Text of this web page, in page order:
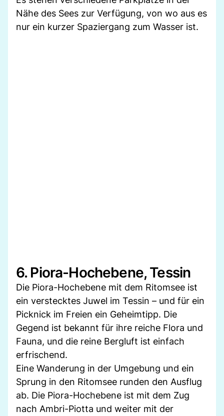
Nähe des Sees zur Verfügung, von wo aus es
nur ein kurzer Spaziergang zum Wasser ist.
6. Piora-Hochebene, Tessin
Die Piora-Hochebene mit dem Ritomsee ist
ein verstecktes Juwel im Tessin – und für ein
Picknick im Freien ein Geheimtipp. Die
Gegend ist bekannt für ihre reiche Flora und
Fauna, und die reine Bergluft ist einfach
erfrischend.
Eine Wanderung in der Umgebung und ein
Sprung in den Ritomsee runden den Ausflug
ab. Die Piora-Hochebene ist mit dem Zug
nach Ambri-Piotta und weiter mit der